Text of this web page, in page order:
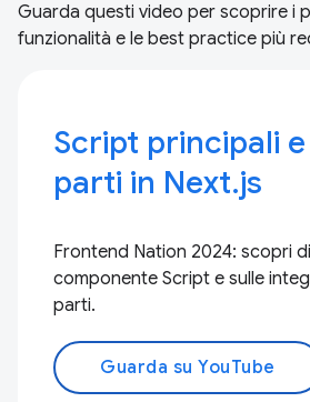
Guarda questi video per scoprire i
funzionalità e le best practice più
Script principali
parti in Next.js
Frontend Nation 2024: scopri
componente Script e sulle
parti.
Guarda su YouTube